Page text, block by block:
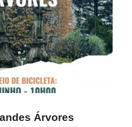
Árvores